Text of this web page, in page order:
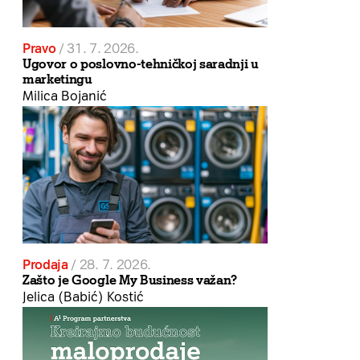
Pravo / 31. 7. 2026.
Ugovor o poslovno-tehničkoj saradnji u
marketingu
Milica Bojanić
Prodaja / 28. 7. 2026.
Zašto je Google My Business važan?
Jelica (Babić) Kostić